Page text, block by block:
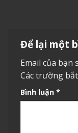
Để lại một
Email của bạn
Các trường
Bình luận *